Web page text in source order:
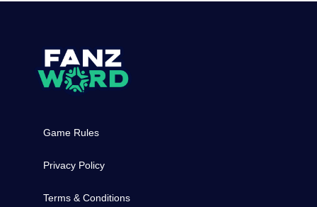
Game Rules
Privacy Policy
Terms & Conditions